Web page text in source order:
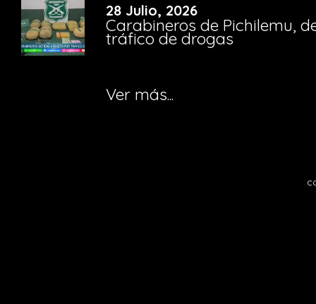
28 Julio, 2026
Carabineros de Pichilemu,
tráfico de drogas
Ver más...